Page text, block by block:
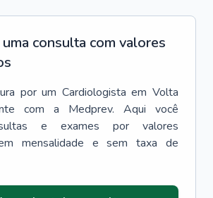
consulta com valores
por um Cardiologista em Volta
com a Medprev. Aqui você
e exames por valores
mensalidade e sem taxa de